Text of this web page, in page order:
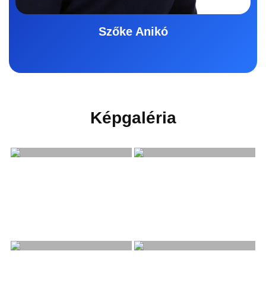
Szőke Anikó
Képgaléria